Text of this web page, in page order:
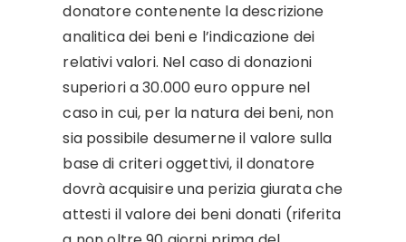
donatore contenente la descrizione
analitica dei beni e l’indicazione dei
relativi valori. Nel caso di donazioni
superiori a 30.000 euro oppure nel
caso in cui, per la natura dei beni, non
sia possibile desumerne il valore sulla
base di criteri oggettivi, il donatore
dovrà acquisire una perizia giurata che
attesti il valore dei beni donati (riferita